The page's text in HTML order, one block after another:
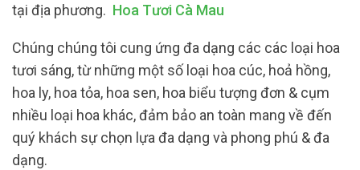
tại địa phương. Hoa Tươi Cà Mau
Chúng chúng tôi cung ứng đa dạng các các loại hoa
tươi sáng, từ những một số loại hoa cúc, hoả hồng,
hoa ly, hoa tỏa, hoa sen, hoa biểu tượng đơn & cụm
nhiều loại hoa khác, đảm bảo an toàn mang về đến
quý khách sự chọn lựa đa dạng và phong phú & đa
dạng.